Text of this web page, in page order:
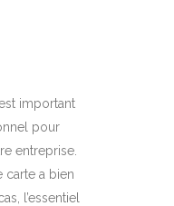
important
pour
entreprise.
carte a bien
l’essentiel